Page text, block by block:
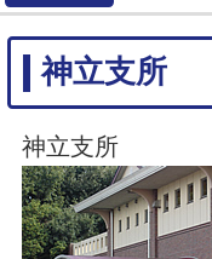
神立支所
神立支所